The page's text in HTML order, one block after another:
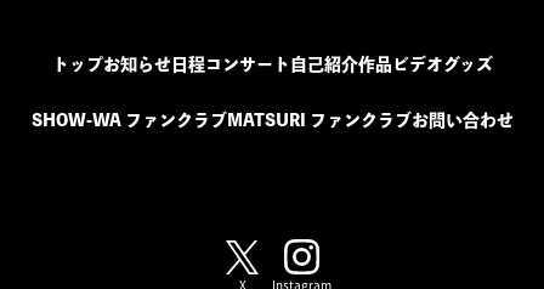
トップお知らせ日程コンサート 自己紹介作品ビデオグッズ
SHOW-WA ファンクラブ MATSURI ファンクラブ お問い合わせ
X Instagram